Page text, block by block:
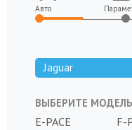
Авто
Jaguar
ВЫБЕРИТЕ МОДЕЛЬ
E-PACE F-